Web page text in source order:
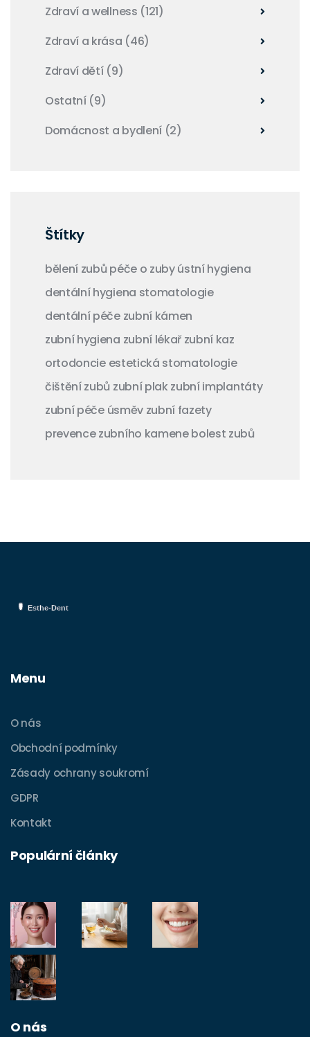
Zdraví a wellness (121)
Zdraví a krása (46)
Zdraví dětí (9)
Ostatní (9)
Domácnost a bydlení (2)
Štítky
bělení zubů péče o zubyústní hygiena
dentální hygiena stomatologie
dentální péče zubní kámen
zubní hygiena zubní lékař zubní kaz
ortodoncie estetická stomatologie
čištění zubů zubní plak zubní implantáty
zubní péče úsměv zubní fazety
prevence zubního kamenebolest zubů
Menu
O nás
Obchodní podmínky
Zásady ochrany soukromí
GDPR
Kontakt
Populární články
O nás